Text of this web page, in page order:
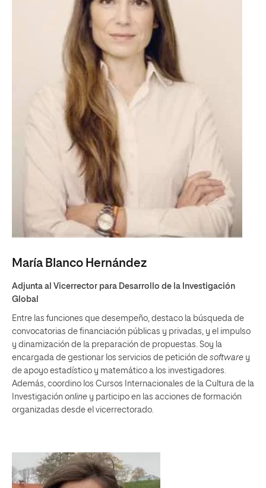
María Blanco Hernández
Adjunta al Vicerrector para Desarrollo de la Investigación
Global
Entre las funciones que desempeño, destaco la búsqueda de
convocatorias de financiación públicas y privadas, y el impulso
y dinamización de la preparación de propuestas. Soy la
encargada de gestionar los servicios de petición de software y
de apoyo estadístico y matemático a los investigadores.
Además, coordino los Cursos Internacionales de la Cultura de la
Investigación online y participo en las acciones de formación
organizadas desde el vicerrectorado.